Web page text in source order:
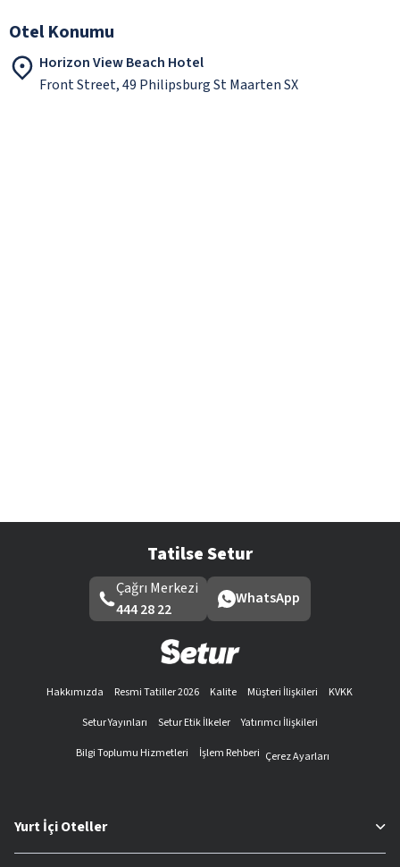
Otel Konumu
Horizon View Beach Hotel
Front Street, 49 Philipsburg St Maarten SX
Tatilse Setur
Çağrı Merkezi
444 28 22
WhatsApp
Hakkımızda Resmi Tatiller 2026 Kalite Müşteri İlişkileri
KVKK
Setur Yayınları
Setur Etik İlkeler
Yatırımcı İlişkileri
Bilgi Toplumu Hizmetleri
İşlem Rehberi Çerez Ayarları
Yurt İçi Oteller